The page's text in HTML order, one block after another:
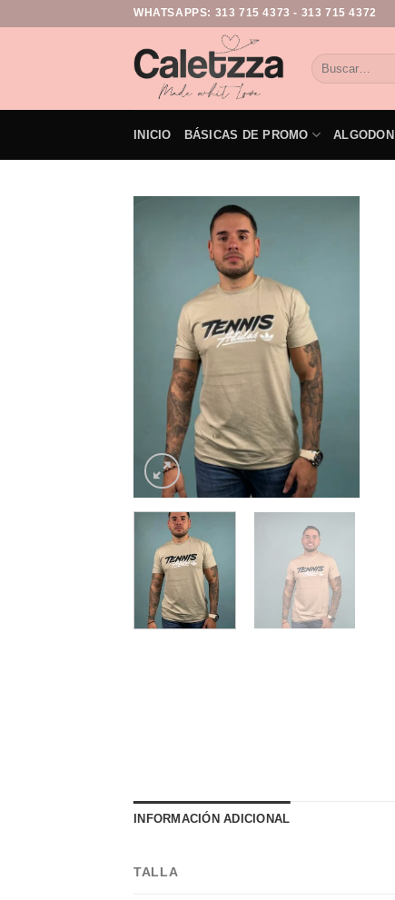
WHATSAPPS: 313 715 4373 - 313 715 4372
INICIO BÁSICAS DE PROMO ALGODON
INFORMACIÓN ADICIONAL
TALLA